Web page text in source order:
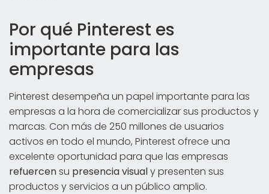
Por qué Pinterest es
importante para las
empresas
Pinterest desempeña un papel importante para las
empresas a la hora de comercializar sus productos y
marcas. Con más de 250 millones de usuarios
activos en todo el mundo, Pinterest ofrece una
excelente oportunidad para que las empresas
refuercensu presencia visualy presenten sus
productos y servicios a un público amplio.